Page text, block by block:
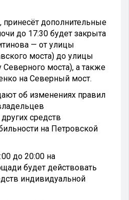
принесёт дополнительные
до 17:30 будет закрыта
— от улицы
моста) до улицы
моста), а также
на Северный мост.
об изменениях правил
средств
на Петровской
до 20:00 на
будет действовать
индивидуальной